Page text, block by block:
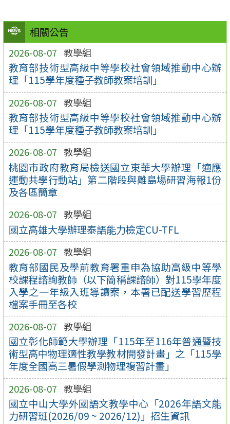
相關公告
2026-08-07 教學組
教育部技術型高級中等學校社會領域推動中心辦
理「115學年度種子教師教案培訓」
2026-08-07 教學組
教育部技術型高級中等學校社會領域推動中心辦
理「115學年度種子教師教案培訓」
2026-08-07 教學組
桃園市政府教育局檢送國立東華大學辦理「適應
運動共學行動站」第二階段與離島場研習海報1份
及各區簡章
2026-08-07 教學組
國立高雄大學辦理泰語能力檢定CU-TFL
2026-08-07 教學組
教育部國民及學前教育署重申為協助高級中等學
校課程諮詢教師（以下簡稱課諮師）對115學年度
入學之一年級入班導讀案，本署已配送學習歷程
檔案手冊至各校
2026-08-07 教學組
國立彰化師範大學辦理「115年至116年普通暨技
術型高中物理適性教學教材開發計畫」之「115學
年度全國高三暑假學測物理複習計畫」
2026-08-07 教學組
國立中山大學外國語文教學中心「2026年語文能
力研習班(2026/09 ~ 2026/12)」招生資訊